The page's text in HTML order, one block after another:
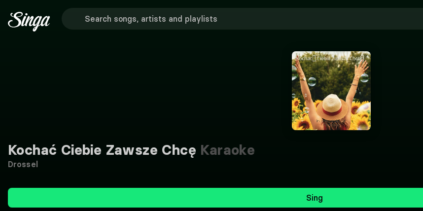
Kochać Ciebie Zawsze Chcę Karaoke
Drossel
Sing